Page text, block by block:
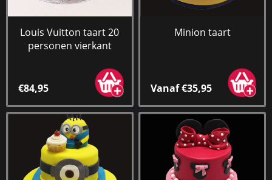
Louis Vuitton taart 20
personen vierkant
€84,95
Minion taart
Vanaf €35,95